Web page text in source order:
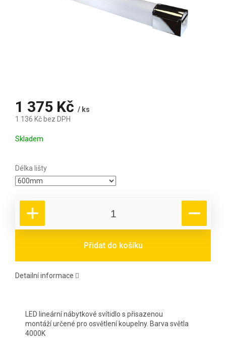
1 375 Kč / ks
1 136 Kč bez DPH
Skladem
Délka lišty
Přidat do košíku
Detailní informace
LED lineární nábytkové svítidlo s přisazenou
montáží určené pro osvětlení koupelny. Barva světla
4000K